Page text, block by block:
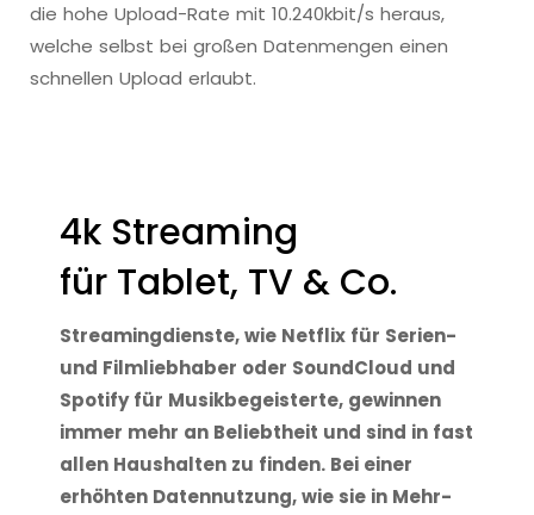
die hohe Upload-Rate mit 10.240kbit/s heraus,
welche selbst bei großen Datenmengen einen
schnellen Upload erlaubt.
4k Streaming
für Tablet, TV & Co.
Streamingdienste, wie Netflix für Serien-
und Filmliebhaber oder SoundCloud und
Spotify für Musikbegeisterte, gewinnen
immer mehr an Beliebtheit und sind in fast
allen Haushalten zu finden. Bei einer
erhöhten Datennutzung, wie sie in Mehr-